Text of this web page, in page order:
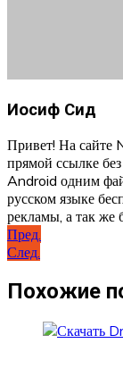
Иосиф Сид
Привет! На сайте
прямой ссылке
Android одним
русском языке
рекламы, а так же
Навигация
по
записям
Пред.
След.
Похожие